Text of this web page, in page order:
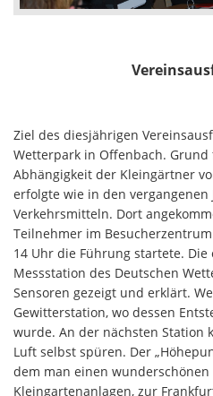
Ziel des diesjährigen
Wetterpark in Offenbach.
Abhängigkeit der Kleingärtner
erfolgte wie in den
Verkehrsmitteln. Dort
Teilnehmer im
14 Uhr die Führung startete.
Messstation des Deutschen
Sensoren gezeigt und erklärt.
Gewitterstation, wo dessen
wurde. An der nächsten Station
Luft selbst spüren. Der
dem man einen
Kleingartenanlagen, zur